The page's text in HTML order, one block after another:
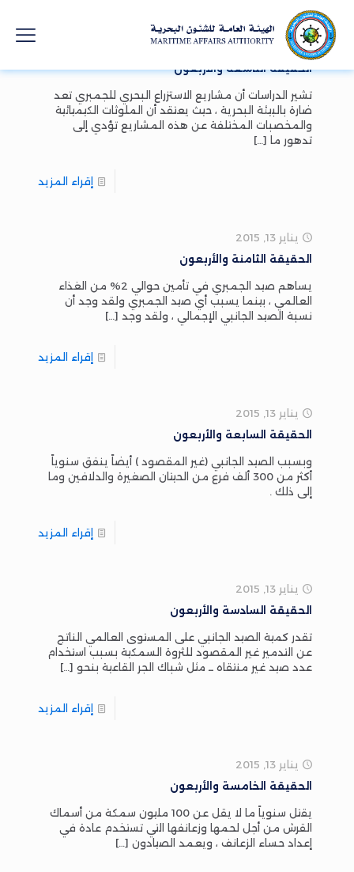
يناير 13, 2015
الحقيقة التاسعة والأربعون
تشير الدراسات أن مشاريع الاستزراع البحري للجمبري تعد
ضارة بالبيئة البحرية ، حيث يعتقد أن الملوثات الكيميائية
والمخصبات المختلفة عن هذه المشاريع تؤدي إلى
تدهور ما […]
إقراء المزيد
يناير 13, 2015
الحقيقة الثامنة والأربعون
يساهم صيد الجمبري في تأمين حوالي 2% من الغذاء
العالمي ، بينما يسبب أي صيد الجمبري ولقد وجد أن
نسبة الصيد الجانبي الإجمالي ، ولقد وجد […]
إقراء المزيد
يناير 13, 2015
الحقيقة السابعة والأربعون
وبسبب الصيد الجانبي (غير المقصود ) أيضاً ينفق سنوياً
أكثر من 300 ألف فرع من الحيتان الصغيرة والدلافين وما
إلى ذلك .
إقراء المزيد
يناير 13, 2015
الحقيقة السادسة والأربعون
تقدر كمية الصيد الجانبي على المستوى العالمي الناتج
عن التدمير غير المقصود للثروة السمكية بسبب استخدام
عدد صيد غير منتقاه ــ مثل شباك الجر القاعية بنحو […]
إقراء المزيد
يناير 13, 2015
الحقيقة الخامسة والأربعون
يقتل سنوياً ما لا يقل عن 100 مليون سمكة من أسماك
القرش من أجل لحمها وزعانفها التي تستخدم عادة في
إعداد حساء الزعانف ، ويعمد الصيادون […]